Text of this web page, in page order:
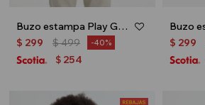
Buzo estampa Play Great - Turquesa
$ 299 $499 40
$ 254
$ 299